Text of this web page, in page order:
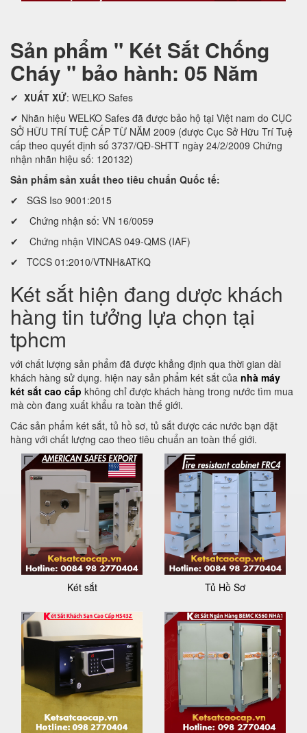
Sản phẩm " Két Sắt Chống
Cháy " bảo hành: 05 Năm
✔ XUẤT XỨ: WELKO Safes
✔ Nhãn hiệu WELKO Safes đã được bảo hộ tại Việt nam do CỤC
SỞ HỮU TRÍ TUỆ CẤP TỪ NĂM 2009 (được Cục Sở Hữu Trí Tuệ
cấp theo quyết định số 3737/QĐ-SHTT ngày 24/2/2009 Chứng
nhận nhãn hiệu số: 120132)
Sản phẩm sản xuất theo tiêu chuẩn Quốc tế:
✔ SGS Iso 9001:2015
✔ Chứng nhận số: VN 16/0059
✔ Chứng nhận VINCAS 049-QMS (IAF)
✔ TCCS 01:2010/VTNH&ATKQ
Két sắt hiện đang dược khách
hàng tin tưởng lựa chọn tại
tphcm
với chất lượng sản phẩm đã được khẳng định qua thời gian dài
khách hàng sử dụng. hiện nay sản phẩm két sắt của nhà máy
két sắt cao cấp không chỉ được khách hàng trong nước tìm mua
mà còn đang xuất khẩu ra toàn thế giới.
Các sản phẩm két sắt, tủ hồ sơ, tủ sắt được các nước bạn đặt
hàng với chất lượng cao theo tiêu chuẩn an toàn thế giới.
Két sắt Tủ Hồ Sơ